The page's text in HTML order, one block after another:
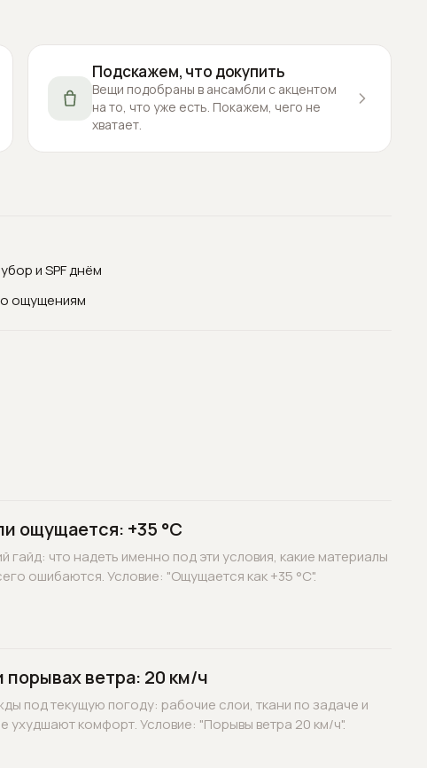
Подскажем, что докупить
Вещи подобраны в ансамбли с акцентом
на то, что уже есть. Покажем, чего не
хватает.
и SPF днём
ощущениям
ощущается: +35 °C
гайд: что надеть именно под эти условия, какие материалы
ошибаются. Условие: "Ощущается как +35 °C".
порывах ветра: 20 км/ч
под текущую погоду: рабочие слои, ткани по задаче и
ухудшают комфорт. Условие: "Порывы ветра 20 км/ч".